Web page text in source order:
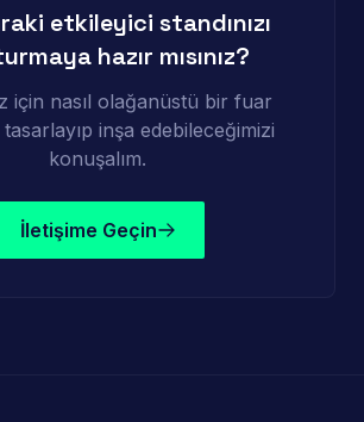
etkileyici standınızı
hazır mısınız?
için nasıl olağanüstü bir fuar
inşa edebileceğimizi
konuşalım.
İletişime Geçin